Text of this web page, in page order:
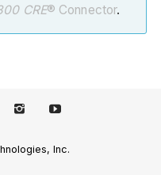
CRE® Connector.
Inc.